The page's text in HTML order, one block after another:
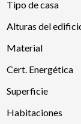
Tipo de casa
Alturas del
Material
Cert. Energética
Superficie
Habitaciones